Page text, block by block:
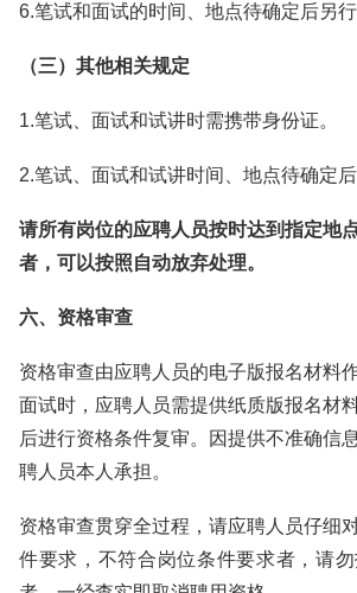
6.笔试和面试的时间、地点待确定后另行
（三）其他相关规定
1.笔试、面试和试讲时需携带身份证。
2.笔试、面试和试讲时间、地点待确定后
请所有岗位的应聘人员按时达到指定地
者，可以按照自动放弃处理。
六、资格审查
资格审查由应聘人员的电子版报名材料
面试时，应聘人员需提供纸质版报名材
后进行资格条件复审。因提供不准确信
聘人员本人承担。
资格审查贯穿全过程，请应聘人员仔细
件要求，不符合岗位条件要求者，请